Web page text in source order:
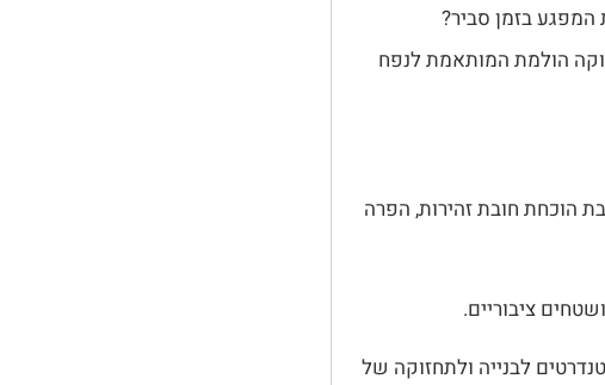
בזמן סביר?
הולמת המותאמת לנפח
(סעיף 35) מחייבת הוכחת חובת זהירות, הפרה
ציבוריים.
לבנייה ולתחזוקה של